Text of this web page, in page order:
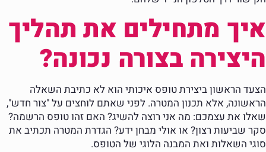
איך מתחילים את תהליך
היצירה בצורה נכונה?
הצעד הראשון ביצירת טופס איכותי הוא לא כתיבת השאלה
הראשונה, אלא תכנון המטרה. לפני שאתם לוחצים על "צור חדש",
שאלו את עצמכם: מה אני רוצה להשיג? האם זהו טופס הרשמה?
סקר שביעות רצון? או אולי מבחן ידע? הגדרת המטרה תכתיב את
סוגי השאלות ואת המבנה הלוגי של הטופס.